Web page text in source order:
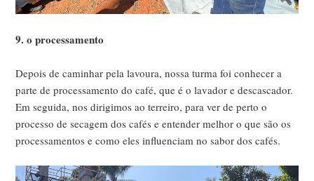
9. o processamento
Depois de caminhar pela lavoura, nossa turma foi conhecer a
parte de processamento do café, que é o lavador e descascador.
Em seguida, nos dirigimos ao terreiro, para ver de perto o
processo de secagem dos cafés e entender melhor o que são os
processamentos e como eles influenciam no sabor dos cafés.